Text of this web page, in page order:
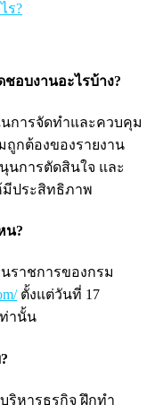
ร?
อบงานอะไรบ้าง?
การจัดทำและควบคุม
ถูกต้องของรายงาน
นการตัดสินใจ และ
มีประสิทธิภาพ
น?
ราชการของกรม
ตั้งแต่วันที่ 17
ท่านั้น
ริหารธุรกิจ ฝึกทำ